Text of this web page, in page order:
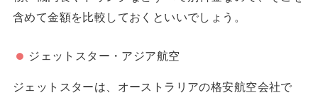
含めて金額を比較しておくといいでしょう。
ジェットスター・アジア航空
ジェットスターは、オーストラリアの格安航空会社で